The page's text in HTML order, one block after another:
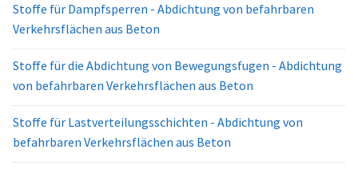
Stoffe für Dampfsperren - Abdichtung von befahrbaren
Verkehrsflächen aus Beton
Stoffe für die Abdichtung von Bewegungsfugen - Abdichtung
von befahrbaren Verkehrsflächen aus Beton
Stoffe für Lastverteilungsschichten - Abdichtung von
befahrbaren Verkehrsflächen aus Beton